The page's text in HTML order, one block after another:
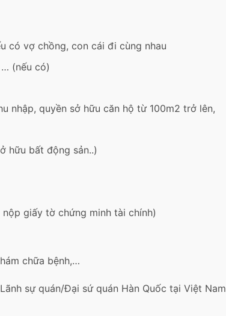
có vợ chồng, con cái đi cùng nhau
(nếu có)
nhập, quyền sở hữu căn hộ từ 100m2 trở lên,
hữu bất động sản..)
giấy tờ chứng minh tài chính)
chữa bệnh,…
sự quán/Đại sứ quán Hàn Quốc tại Việt Nam